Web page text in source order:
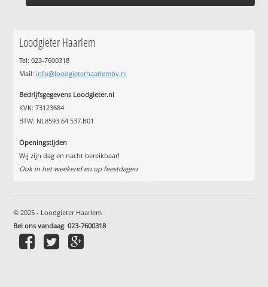
Loodgieter Haarlem
Tel: 023-7600318
Mail: info@loodgieterhaarlembv.nl
Bedrijfsgegevens Loodgieter.nl
KVK: 73123684
BTW: NL8593.64.537.B01
Openingstijden
Wij zijn dag en nacht bereikbaar!
Ook in het weekend en op feestdagen
© 2025 - Loodgieter Haarlem
Bel ons vandaag:023-7600318